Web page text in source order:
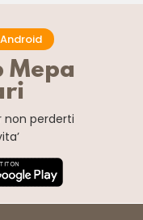
Mepa
non perderti